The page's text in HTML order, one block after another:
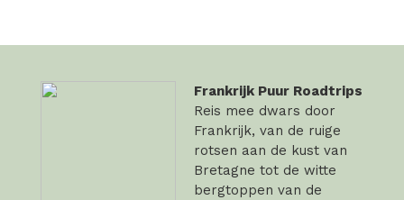
Frankrijk Puur Roadtrips
Reis mee dwars door
Frankrijk, van de ruige
rotsen aan de kust van
Bretagne tot de witte
bergtoppen van de